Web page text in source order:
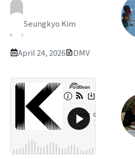
Seungkyo Kim
April 24, 2026 DMV